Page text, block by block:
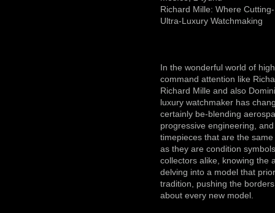
Richard Mille: Where
Ultra-Luxury Watchmaking
In the wonderful world of
command attention like
Richard Mille and also
luxury watchmaker has
certainly be-blending
progressive engineering,
timepieces that are the
as they are condition
collectors alike, knowing the
delving into a model that
tradition, pushing the
about every new model.